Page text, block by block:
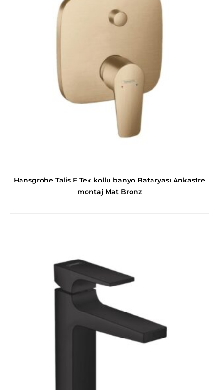
Hansgrohe Talis E Tek kollu banyo Bataryası Ankastre
montaj Mat Bronz